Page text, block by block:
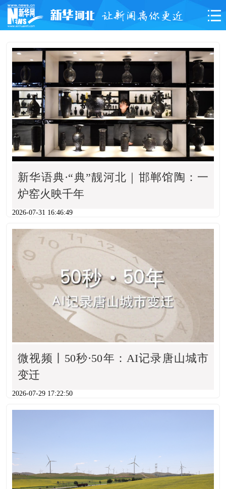
融媒专题
信息速览 政务
行业风采
社会关注
文旅消费 教育之窗
新华语典·“典”靓河北｜邯郸馆陶：一
炉窑火映千年
2026-07-31 16:46:49
微视频丨50秒·50年：AI记录唐山城市
变迁
2026-07-29 17:22:50